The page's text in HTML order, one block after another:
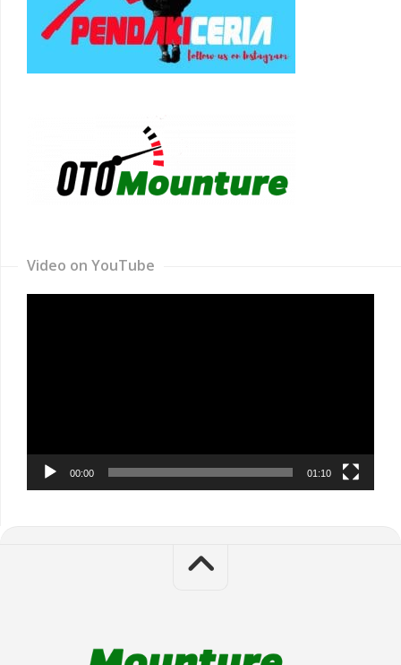
Video on YouTube
00:00 01:10